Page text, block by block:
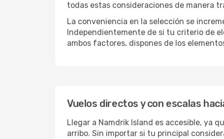
todas estas consideraciones de manera
La conveniencia en la selección se
Independientemente de si tu criterio de
ambos factores, dispones de los
Vuelos directos y con escalas
Llegar a Namdrik Island es accesible, ya
arribo. Sin importar si tu principal